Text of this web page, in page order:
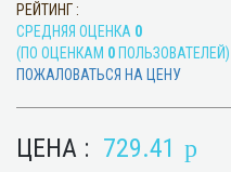
РЕЙТИНГ :
CРЕДНЯЯ ОЦЕНКА 0
(ПО ОЦЕНКАМ 0 ПОЛЬЗОВАТЕЛЕЙ)
ПОЖАЛОВАТЬСЯ НА ЦЕНУ
ЦЕНА : 729.41 p